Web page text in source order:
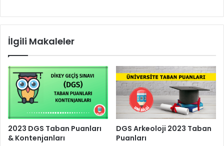
İlgili Makaleler
2023 DGS Taban Puanları
& Kontenjanları
DGS Arkeoloji 2023 Taban
Puanları